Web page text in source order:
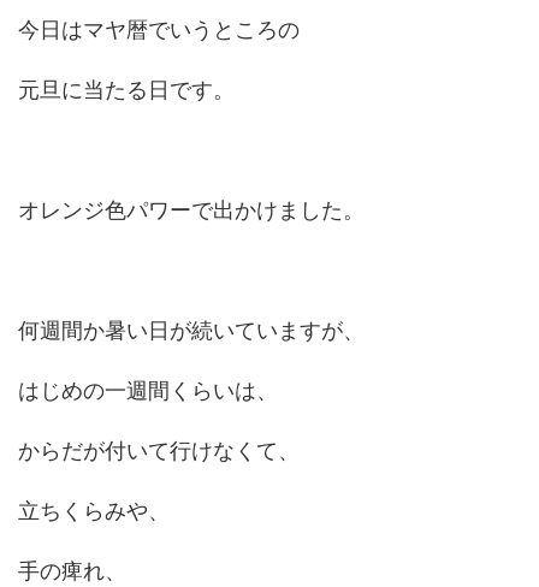
今日はマヤ暦でいうところの
元旦に当たる日です。
オレンジ色パワーで出かけました。
何週間か暑い日が続いていますが、
はじめの一週間くらいは、
からだが付いて行けなくて、
立ちくらみや、
手の痺れ、